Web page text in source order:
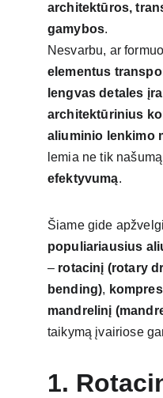
architektūros,
gamybos.
Nesvarbu, ar
elementus
lengvas detales
architektūrinius
aliuminio lenkimo
lemia ne tik
efektyvumą.
Šiame gide
populiariausius
– rotacinį (rotary
bending),
mandrelinį
taikymą įvairiose
1.